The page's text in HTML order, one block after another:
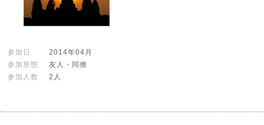
参加日
2014年04月
参加形態
友人・同僚
参加人数
2人